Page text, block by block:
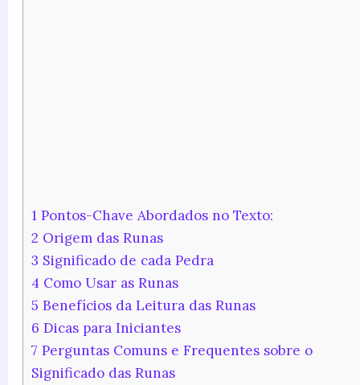
1Pontos-Chave Abordados no Texto:
2 Origem das Runas
3 Significado de cada Pedra
4 Como Usar as Runas
5 Benefícios da Leitura das Runas
6 Dicas para Iniciantes
7 Perguntas Comuns e Frequentes sobre o
Significado das Runas